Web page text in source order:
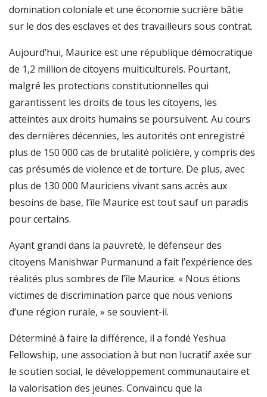
domination coloniale et une économie sucrière bâtie
sur le dos des esclaves et des travailleurs sous contrat.
Aujourd’hui, Maurice est une république démocratique
de 1,2 million de citoyens multiculturels. Pourtant,
malgré les protections constitutionnelles qui
garantissent les droits de tous les citoyens, les
atteintes aux droits humains se poursuivent. Au cours
des dernières décennies, les autorités ont enregistré
plus de 150 000 cas de brutalité policière, y compris des
cas présumés de violence et de torture. De plus, avec
plus de 130 000 Mauriciens vivant sans accès aux
besoins de base, l’île Maurice est tout sauf un paradis
pour certains.
Ayant grandi dans la pauvreté, le défenseur des
citoyens Manishwar Purmanund a fait l’expérience des
réalités plus sombres de l’île Maurice. « Nous étions
victimes de discrimination parce que nous venions
d’une région rurale, » se souvient-il.
Déterminé à faire la différence, il a fondé Yeshua
Fellowship, une association à but non lucratif axée sur
le soutien social, le développement communautaire et
la valorisation des jeunes. Convaincu que la